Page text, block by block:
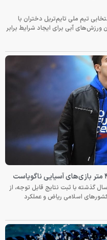
تیم ملی تایم‌تریل دختران با
آبی برای ایجاد شرایط برابر
گذشته با ثبت نتایج قابل توجه، از
اسلامی ریاض و عملکرد